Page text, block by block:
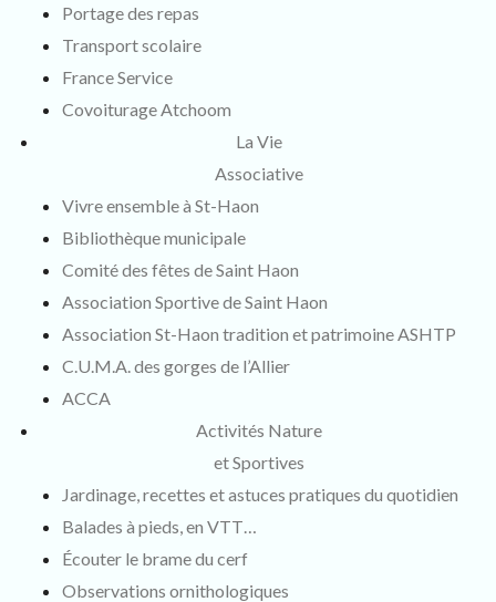
Portage des repas
Transport scolaire
France Service
Covoiturage Atchoom
La Vie
Associative
Vivre ensemble à St-Haon
Bibliothèque municipale
Comité des fêtes de Saint Haon
Association Sportive de Saint Haon
Association St-Haon tradition et patrimoine ASHTP
C.U.M.A. des gorges de l’Allier
ACCA
Activités Nature
et Sportives
Jardinage, recettes et astuces pratiques du quotidien
Balades à pieds, en VTT…
Écouter le brame du cerf
Observations ornithologiques